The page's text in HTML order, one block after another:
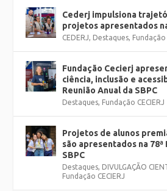
Cederj impulsiona
projetos apresentados
CEDERJ, Destaques, Fundação
Fundação Cecierj
ciência, inclusão e
Reunião Anual da SBPC
Destaques, Fundação CECIERJ
Projetos de alunos
são apresentados na 78ª
SBPC
Destaques, DIVULGAÇÃO
Fundação CECIERJ